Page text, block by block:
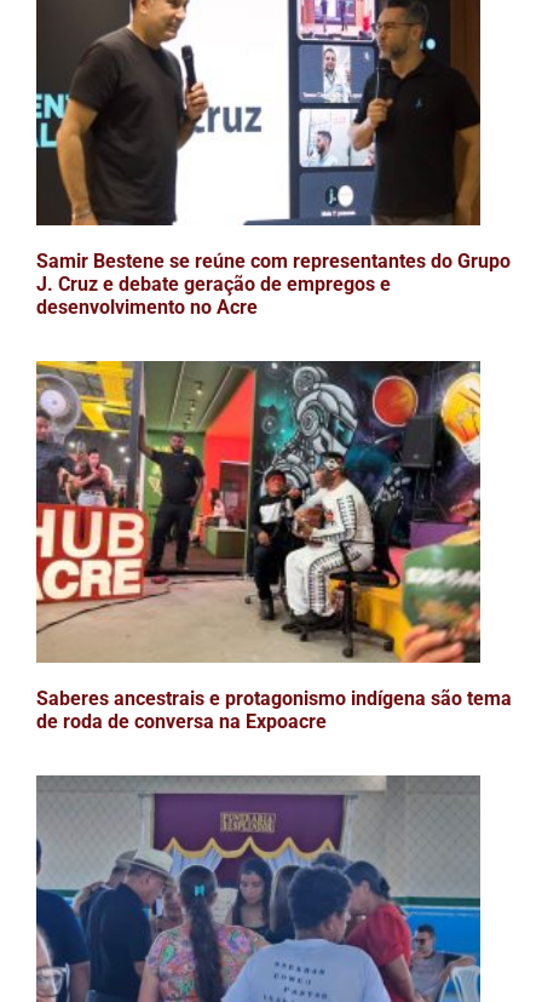
Samir Bestene se reúne com representantes do Grupo
J. Cruz e debate geração de empregos e
desenvolvimento no Acre
Saberes ancestrais e protagonismo indígena são tema
de roda de conversa na Expoacre